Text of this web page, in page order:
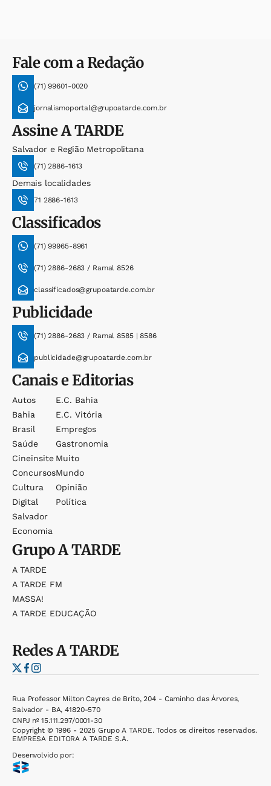
Fale com a Redação
(71) 99601-0020
jornalismoportal@grupoatarde.com.br
AssineA TARDE
Salvador e Região Metropolitana
(71) 2886-1613
Demais localidades
71 2886-1613
Classificados
(71) 99965-8961
(71) 2886-2683 / Ramal 8526
classificados@grupoatarde.com.br
Publicidade
(71) 2886-2683 / Ramal 8585 | 8586
publicidade@grupoatarde.com.br
Canais e Editorias
Autos
Bahia
Brasil
Saúde
Cineinsite
Concursos
Cultura
Digital
Salvador
Economia
E.c. Bahia
E.c. Vitória
Empregos
Gastronomia
Muito
Mundo
Opinião
Política
GrupoA TARDE
A TARDE
A TARDE FM
MASSA!
A TARDE EDUCAÇÃO
RedesA TARDE
Rua Professor Milton Cayres de Brito, 204 - Caminho das Árvores,
Salvador - BA, 41820-570
CNPJ nº 15.111.297/0001-30
Copyright © 1996 - 2025 Grupo A TARDE. Todos os direitos reservados.
EMPRESA EDITORA A TARDE S.A.
Desenvolvido por: